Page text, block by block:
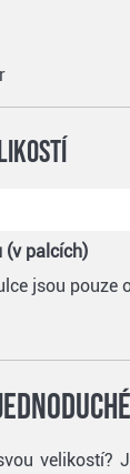
(v palcích)
jsou pouze
velikostí?